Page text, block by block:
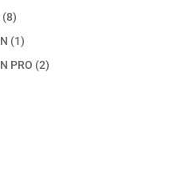
88
productos
11
producto
PRO 22